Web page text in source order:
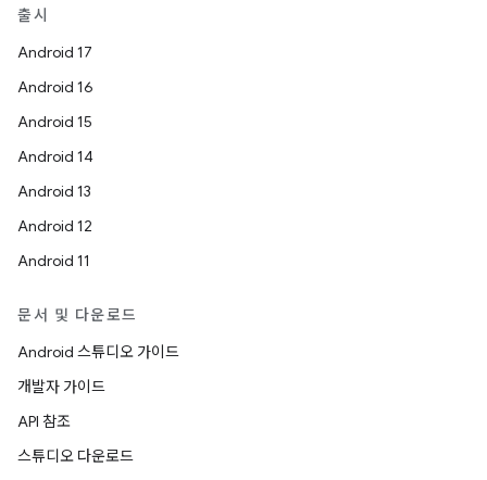
출시
Android 17
Android 16
Android 15
Android 14
Android 13
Android 12
Android 11
문서 및 다운로드
Android 스튜디오 가이드
개발자 가이드
API 참조
스튜디오 다운로드